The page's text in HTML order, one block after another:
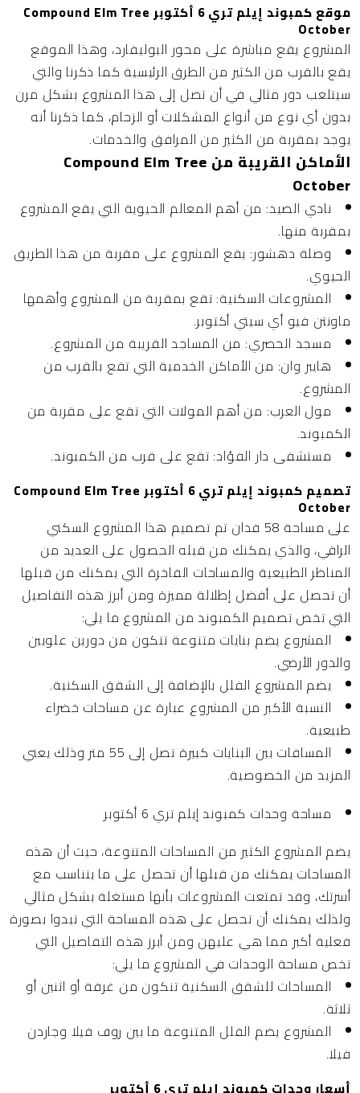
موقع كمبوند إيلم تري 6 أكتوبر Compound Elm Tree
October
المشروع يقع مباشرة على محور البوليفارد، وهذا الموقع
يقع بالقرب من الكثير من الطرق الرئيسية كما ذكرنا والتي
سيتلعب دور مثالي في أن تصل إلى هذا المشروع بشكل مرن
بدون أي نوع من أنواع المشكلات أو الزحام، كما ذكرنا أنه
يوجد بمقربة من الكثير من المرافق والخدمات.
الأماكن القريبة من Compound Elm Tree
October
نادي الصيد: من أهم المعالم الحيوية التي يقع المشروع
بمقربة منها.
وصلة دهشور: يقع المشروع على مقربة من هذا الطريق
الحيوي.
المشروعات السكنية: تقع بمقربة من المشروع وأهمها
ماونتن فيو أي سيتي أكتوبر.
مسجد الحصري: من المساجد القريبة من المشروع.
هايبر وان: من الأماكن الخدمية التي تقع بالقرب من
المشروع.
مول العرب: من أهم المولات التي تقع على مقربة من
الكمبوند.
مستشفى دار الفؤاد: تقع على قرب من الكمبوند.
تصميم كمبوند إيلم تري 6 أكتوبر Compound Elm Tree
October
على مساحة 58 فدان تم تصميم هذا المشروع السكني
الراقي، والذي يمكنك من قبله الحصول على العديد من
المناظر الطبيعية والمساحات الفاخرة التي يمكنك من قبلها
أن تحصل على أفضل إطلالة مميزة ومن أبرز هذه التفاصيل
التي تخص تصميم الكمبوند من المشروع ما يلي:
المشروع يضم بنايات متنوعة تتكون من دورين علويين
والدور الأرضي.
يضم المشروع الفلل بالإضافة إلى الشقق السكنية.
النسبة الأكبر من المشروع عبارة عن مساحات خضراء
طبيعية.
المسافات بين البنايات كبيرة تصل إلى 55 متر وذلك يعني
المزيد من الخصوصية.
مساحة وحدات كمبوند إيلم تري 6 أكتوبر
يضم المشروع الكثير من المساحات المتنوعة، حيث أن هذه
المساحات يمكنك من قبلها أن تحصل على ما يتناسب مع
أسرتك، وقد تمتعت المشروعات بأنها مستغلة بشكل مثالي
ولذلك يمكنك أن تحصل على هذه المساحة التي تبدوا بصورة
فعلية أكبر مما هي عليهن ومن أبرز هذه التفاصيل التي
تخص مساحة الوحدات في المشروع ما يلي:
المساحات للشقق السكنية تنكون من غرفة أو اثنين أو
ثلاثة.
المشروع يضم الفلل المتنوعة ما بين روف فيلا وجاردن
فيلا.